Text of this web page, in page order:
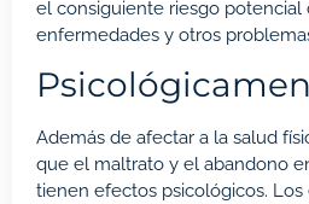
el consiguiente riesgo potencial
enfermedades y otros
Además de afectar a la salud
que el maltrato y el abandono
tienen efectos psicológicos.